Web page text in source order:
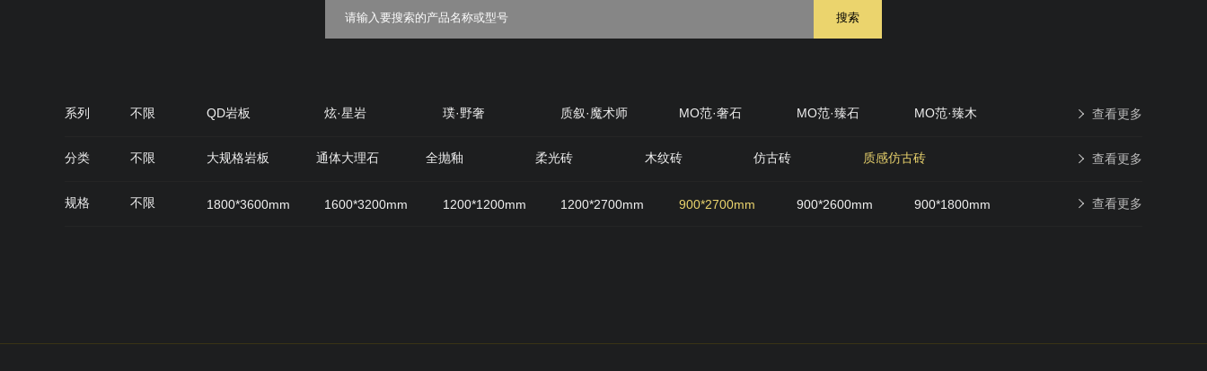
搜索
系列 不限 QD岩板 炫·星岩 璞·野奢 质叙·魔术师 MO范·奢石 MO范·臻石 MO范·臻木 查看更多
分类 不限 大规格岩板 通体大理石 全抛釉 柔光砖 木纹砖 仿古砖 质感仿古砖 查看更多
规格 不限 1800*3600mm 1600*3200mm 1200*1200mm 1200*2700mm 900*2700mm 900*2600mm
900*1800mm
查看更多